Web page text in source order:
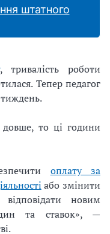
штатного
, тривалість роботи
Тепер педагог
то ці години
оплату за
або змінити
новим
та ставок», —